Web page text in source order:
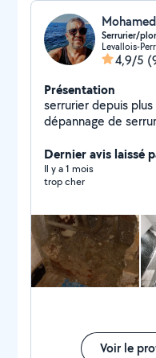
Serrurier/
Levallois-
4,9/5
Présentation
serrurier depuis
dépannage de
le domaine de la
ainsi que le
vous pouvez me
Dernier avis laissé
Il y a 1 mois
trop cher
Voir le